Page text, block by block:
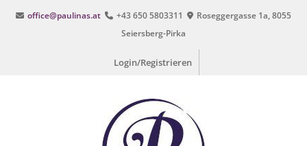
Inhalt
office@paulinas.at +43 650 5803311
Roseggergasse 1a, 8055
Seiersberg-Pirka
Login/Registrieren